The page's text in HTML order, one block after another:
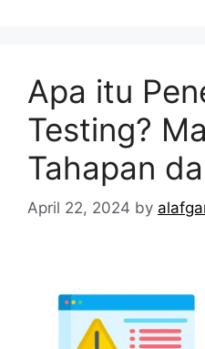
Apa itu
Testing?
Tahapan
April 22, 2024 by